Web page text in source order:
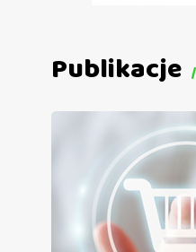
Publikacje